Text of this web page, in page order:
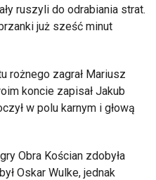
ruszyli do odrabiania strat.
już sześć minut
rożnego zagrał Mariusz
koncie zapisał Jakub
w polu karnym i głową
Obra Kościan zdobyła
Oskar Wulke, jednak